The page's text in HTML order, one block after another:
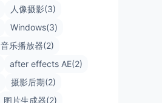
人像摄影(3)
Windows(3)
音乐播放器(2)
after effects AE(2)
摄影后期(2)
图片生成器(2)